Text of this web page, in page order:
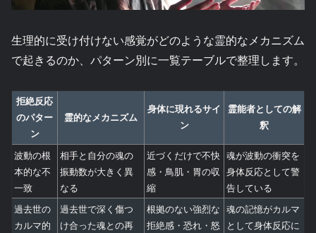
生理的に受け付けない感覚がどのような霊的なメカニズム
で起きるのか、パターン別に一覧テーブルで整理します。
拒絶反応
のパター
ン
霊的なメカニズム
身体に現れるサイ
ン
霊能者としての解
釈
波動の根
本的な不
一致
相手と自分の魂の
振動数が大きく異
なる
近づくだけで不快
感・鳥肌・胃の収
縮
魂が波動の衝突を
身体反応として警
告している
過去世の
カルマ的
過去世で深く傷つ
け合った魂との再
根拠のない強烈な
拒絶感・恐れ・怒
魂の記憶がカルマ
として身体反応に